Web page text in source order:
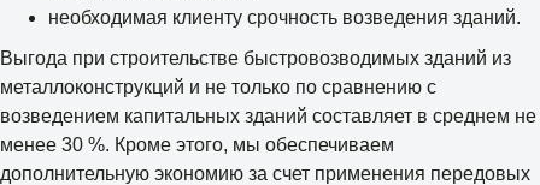
необходимая клиенту срочность возведения зданий.
Выгода при строительстве быстровозводимых зданий из
металлоконструкций и не только по сравнению с
возведением капитальных зданий составляет в среднем не
менее 30 %. Кроме этого, мы обеспечиваем
дополнительную экономию за счет применения передовых